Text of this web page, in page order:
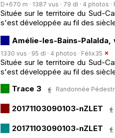
D+670 m · 1387 vus · 79 dl · 4 photos ·
Située sur le territoire du Sud-
s'est développée au fil des
Amélie-les-Bains-Palalda,
1330 vus · 95 dl · 4 photos · Félix35
Située sur le territoire du Sud-
s'est développée au fil des
Trace 3
Randonnée Pédestre
20171103090103-nZLET
20171103090103-nZLET